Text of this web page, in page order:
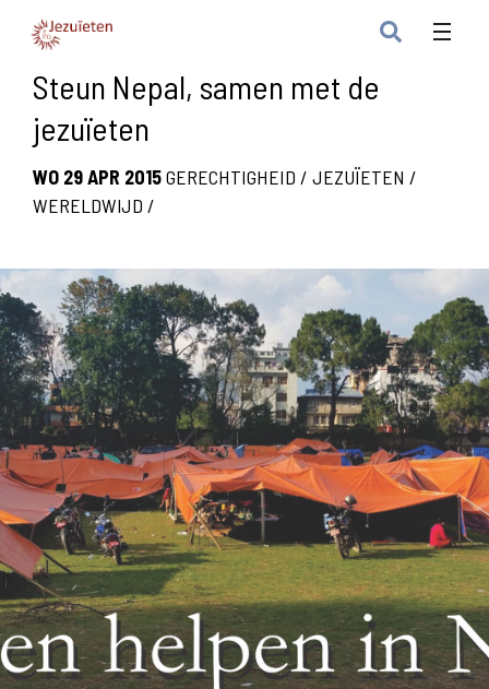
Steun Nepal, samen met de
jezuïeten
WO 29 APR 2015GERECHTIGHEID / JEZUÏETEN /
WERELDWIJD /